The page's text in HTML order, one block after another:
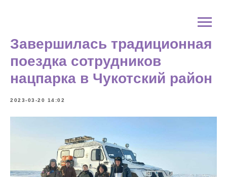
Завершилась традиционная
поездка сотрудников
нацпарка в Чукотский район
2023-03-20 14:02